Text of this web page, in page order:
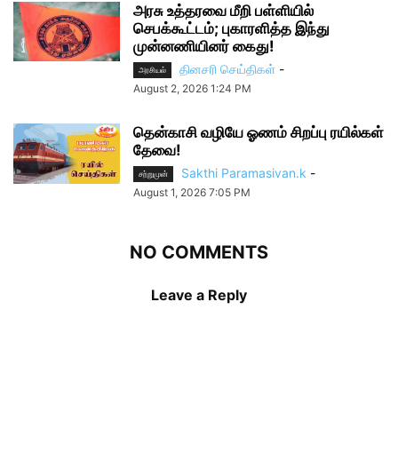
அரசு உத்தரவை மீறி பள்ளியில்
செபக்கூட்டம்; புகாரளித்த இந்து
முன்னணியினர் கைது!
அரசியல் தினசரி செய்திகள் -
August 2, 2026 1:24 PM
தென்காசி வழியே ஓணம் சிறப்பு ரயில்கள்
தேவை!
சற்றுமுன் Sakthi Paramasivan.k -
August 1, 2026 7:05 PM
NO COMMENTS
Leave a Reply